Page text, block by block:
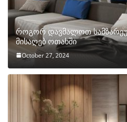
როგორ დავმალოთ
მისაღებ ოთახში
October 27, 2024